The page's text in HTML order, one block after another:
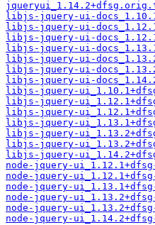
libjs-jquery-ui-
libjs-jquery-ui-
libjs-jquery-ui-
libjs-jquery-ui-
libjs-jquery-ui-
libjs-jquery-ui-
libjs-jquery-ui-
libjs-jquery-
libjs-jquery-
libjs-jquery-
libjs-jquery-
libjs-jquery-
libjs-jquery-
libjs-jquery-
node-jquery-
node-jquery-
node-jquery-
node-jquery-
node-jquery-
node-jquery-